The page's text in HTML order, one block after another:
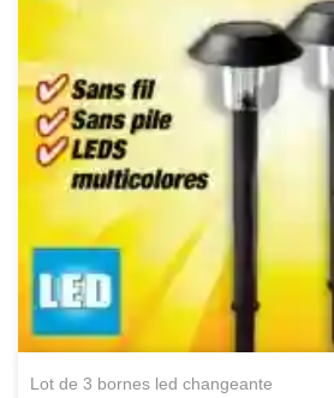
lot de 3 bornes led changeante